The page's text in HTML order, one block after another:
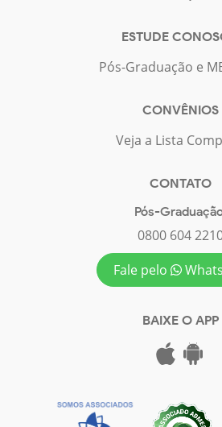
ESTUDE
Pós-Graduação e
CONVÊNIOS
Veja a Lista
CONTATO
Pós-
0800 604
Fale pelo
BAIXE O APP